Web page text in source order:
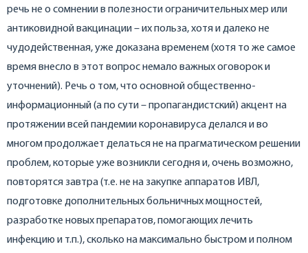
речь не о сомнении в полезности ограничительных мер или
антиковидной вакцинации – их польза, хотя и далеко не
чудодейственная, уже доказана временем (хотя то же самое
время внесло в этот вопрос немало важных оговорок и
уточнений). Речь о том, что основной общественно-
информационный (а по сути – пропагандистский) акцент на
протяжении всей пандемии коронавируса делался и во
многом продолжает делаться не на прагматическом решении
проблем, которые уже возникли сегодня и, очень возможно,
повторятся завтра (т.е. не на закупке аппаратов ИВЛ,
подготовке дополнительных больничных мощностей,
разработке новых препаратов, помогающих лечить
инфекцию и т.п.), сколько на максимально быстром и полном